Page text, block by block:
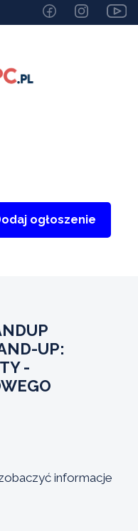
ogłoszenie
UP:
-
informacje